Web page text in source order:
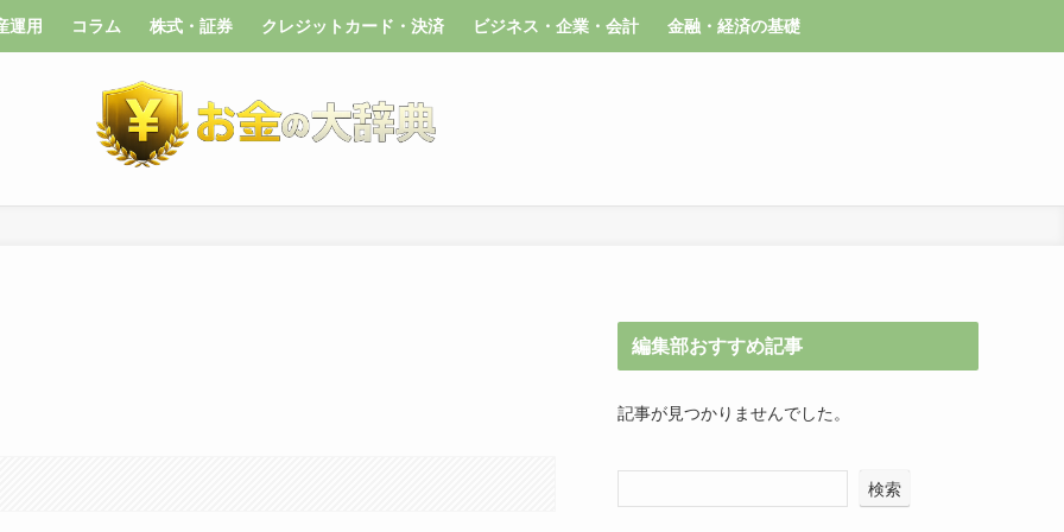
運用 コラム 株式・証券 クレジットカード・決済 ビジネス・企業・会計 金融・経済の基礎
編集部おすすめ記事
記事が見つかりませんでした。
検索